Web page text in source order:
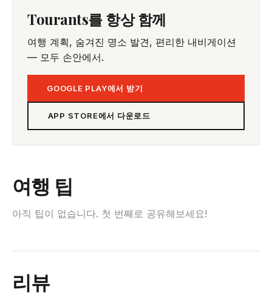
Tourants를 항상 함께
여행 계획, 숨겨진 명소 발견, 편리한 내비게이션
— 모두 손안에서.
GOOGLE PLAY에서 받기
APP STORE에서 다운로드
여행 팁
아직 팁이 없습니다. 첫 번째로 공유해보세요!
리뷰